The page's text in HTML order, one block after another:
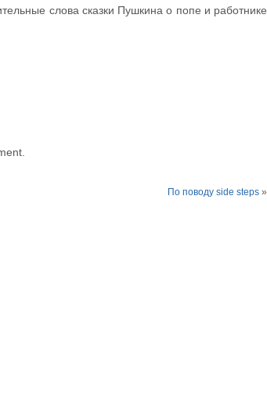
слова сказки Пушкина о попе и работнике
По поводу side steps »